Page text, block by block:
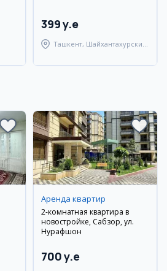
399 y.e
Ташкент, Шайхантахурский
Аренда квартир
2-комнатная квартира в
новостройке, Сабзор, ул.
Нурафшон
700 y.e